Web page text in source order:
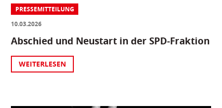
PRESSEMITTEILUNG
10.03.2026
Abschied und Neustart in der SPD-Fraktion
WEITERLESEN